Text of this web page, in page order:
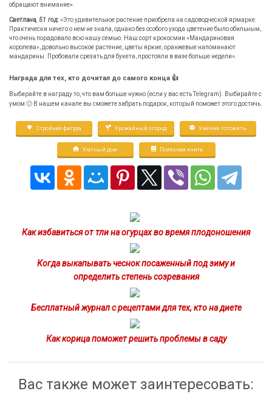
обращают внимание».
Светлана, 51 год: «Это удивительное растение приобрела на садоводческой ярмарке.
Практически ничего о нем не знала, однако без особого ухода цветение было обильным,
что очень порадовало всю нашу семью. Наш сорт крокосмии «Мандариновая
королева», довольно высокое растение, цветы яркие, оранжевые напоминают
мандарины. Пробовали срезать для букета, простояли в вазе больше недели».
Награда для тех, кто дочитал до самого конца 👍
Выбирайте в награду то, что вам больше нужно (если у вас есть Telegram). Выбирайте с
умом 🙂 В нашем канале вы сможете забрать подарок, который поможет этого достичь.
Стройная фигура Урожайный огород Умение готовить
Уютный дом Полезная книга
Как избавиться от тли на огурцах во время плодоношения
Когда выкапывать чеснок посаженный под зиму и
определить степень созревания
Бесплатный журнал с рецептами для тех, кто на диете
Как корица поможет решить проблемы в саду
Вас также может заинтересовать: